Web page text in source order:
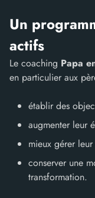
Un
actifs
Le coaching Papa
en particulier aux
établir des
augmenter leur
mieux gérer
conserver une
transformation.